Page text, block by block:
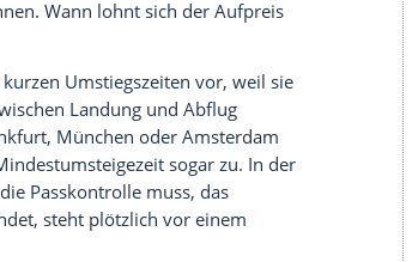
Zwischenstopp oft wie die günstigere
längere Reisezeit, verpasste
lohnt - und wann Reisende
Ein Flug mit Zwischenstopp kostet
Auf dem Bildschirm wirkt die